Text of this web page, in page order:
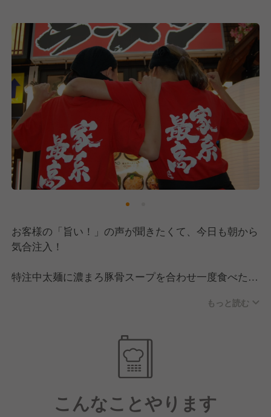
お客様の「旨い！」の声が聞きたくて、今日も朝から
気合注入！
特注中太麺に濃まろ豚骨スープを合わせ一度食べたら
コロナ禍でも新規出店を続け、リピーターも多いブラ
もっと読む
こんなことやります